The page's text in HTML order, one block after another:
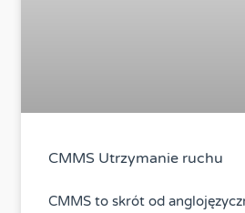
CMMS Utrzymanie ruchu
CMMS to skrót od